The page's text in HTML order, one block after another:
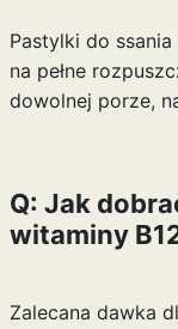
Pastylki do
na pełne
dowolnej porze,
Q: Jak
witaminy
Zalecana dawka